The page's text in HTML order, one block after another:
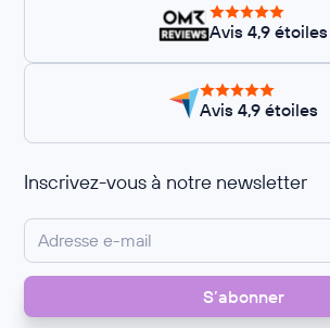
Avis 4,9 étoiles
Avis 4,9 étoiles
Inscrivez-vous à notre newsletter